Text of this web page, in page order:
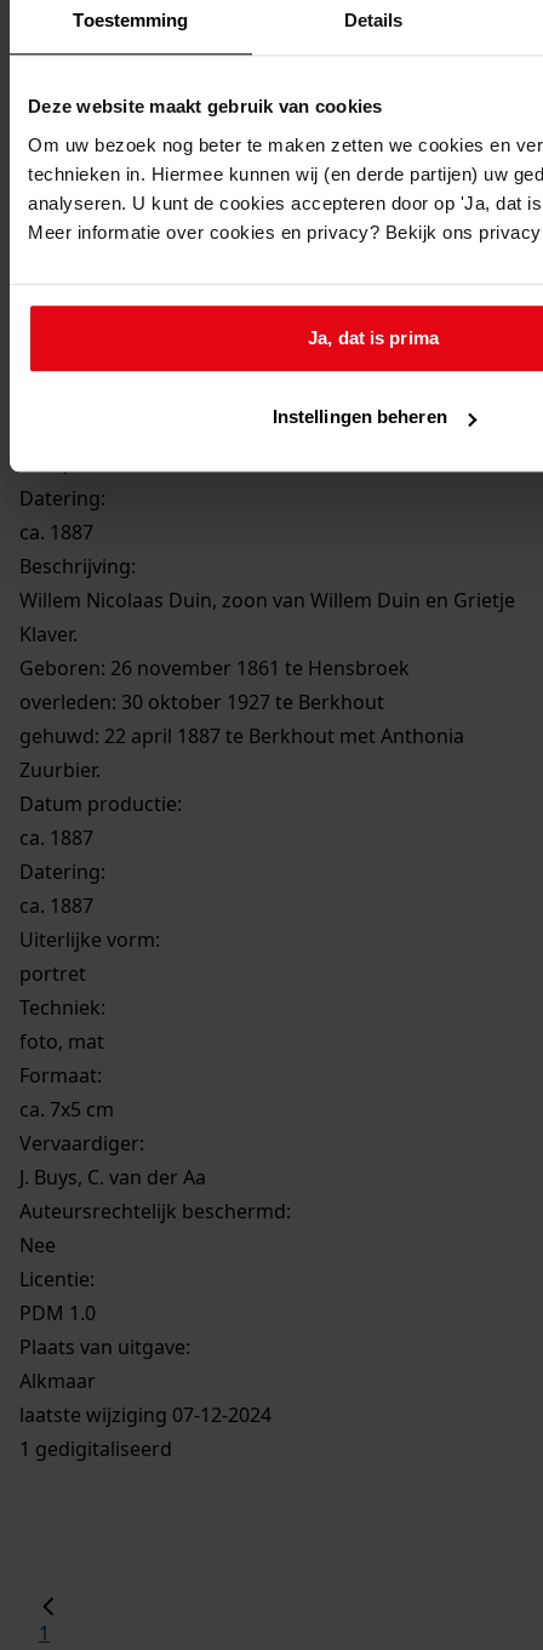
Toestemming Details
Deze website maakt gebruik van cookies
Om uw bezoek nog beter te maken zetten we cookies en
technieken in. Hiermee kunnen wij (en derde partijen) uw
analyseren. U kunt de cookies accepteren door op 'Ja, dat
Meer informatie over cookies en privacy? Bekijk ons
Ja, dat is prima
Instellingen beheren
duurzaam webadres
Portret van Willem Nicolaas Duin omstreeks
1887, ca. 1887
Datering:
ca. 1887
Beschrijving:
Willem Nicolaas Duin, zoon van Willem Duin en Grietje
Klaver.
Geboren: 26 november 1861 te Hensbroek
overleden: 30 oktober 1927 te Berkhout
gehuwd: 22 april 1887 te Berkhout met Anthonia
Zuurbier.
Datum productie:
ca. 1887
Datering:
ca. 1887
Uiterlijke vorm:
portret
Techniek:
foto, mat
Formaat:
ca. 7x5 cm
Vervaardiger:
J. Buys, C. van der Aa
Auteursrechtelijk beschermd:
Nee
Licentie:
PDM 1.0
Plaats van uitgave:
Alkmaar
laatste wijziging 07-12-2024
1 gedigitaliseerd
1